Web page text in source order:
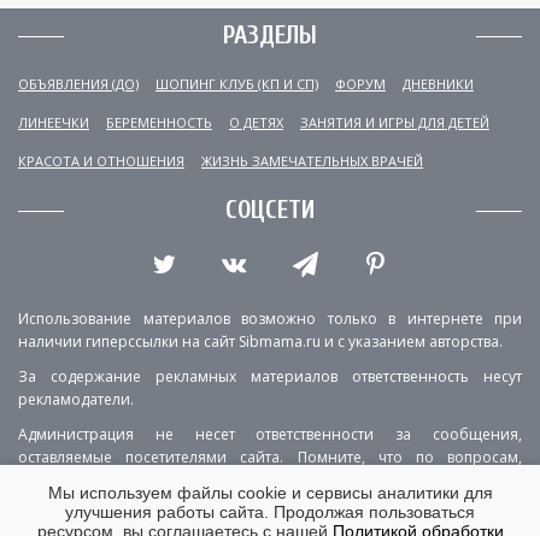
РАЗДЕЛЫ
ОБЪЯВЛЕНИЯ (ДО) ШОПИНГ КЛУБ (КП И СП) ФОРУМ ДНЕВНИКИ
ЛИНЕЕЧКИ БЕРЕМЕННОСТЬ О ДЕТЯХ ЗАНЯТИЯ И ИГРЫ ДЛЯ ДЕТЕЙ
КРАСОТА И ОТНОШЕНИЯ ЖИЗНЬ ЗАМЕЧАТЕЛЬНЫХ ВРАЧЕЙ
СОЦСЕТИ
Использование материалов возможно только в интернете при
наличии гиперссылки на сайт Sibmama.ru и с указанием авторства.
За содержание рекламных материалов ответственность несут
рекламодатели.
Администрация не несет ответственности за сообщения,
оставляемые посетителями сайта. Помните, что по вопросам,
Мы используем файлы cookie и сервисы аналитики для
улучшения работы сайта. Продолжая пользоваться
ресурсом, вы соглашаетесь с нашей Политикой обработки